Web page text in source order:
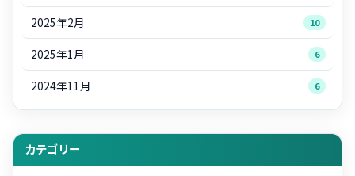
2025年2月 10
2025年1月 6
2024年11月 6
カテゴリー